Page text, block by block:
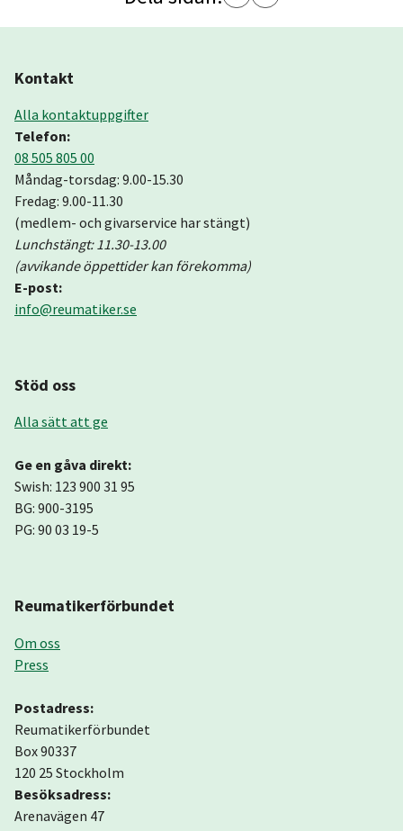
Kontakt
Alla kontaktuppgifter
Telefon:
08 505 805 00
Måndag-torsdag: 9.00-15.30
Fredag: 9.00-11.30
(medlem- och givarservice har stängt)
Lunchstängt: 11.30-13.00
(avvikande öppettider kan förekomma)
E-post:
info@reumatiker.se
Stöd oss
Alla sätt att ge
Ge en gåva direkt:
Swish: 123 900 31 95
BG: 900-3195
PG: 90 03 19-5
Reumatikerförbundet
Om oss
Press
Postadress:
Reumatikerförbundet
Box 90337
120 25 Stockholm
Besöksadress:
Arenavägen 47